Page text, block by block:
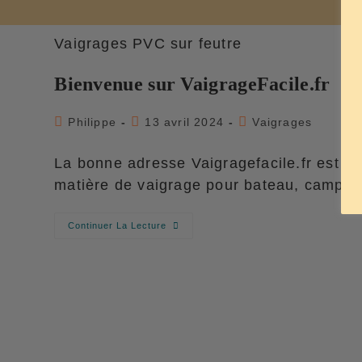
Vaigrages PVC sur feutre
Bienvenue sur VaigrageFacile.fr
Auteur/autrice
publication :
Philippe
Publication
13 avril 2024
PostVaigrages
La bonne adresse Vaigragefacile.fr est
matière de vaigrage pour bateau,
Continuer La Lecture
Bienvenue